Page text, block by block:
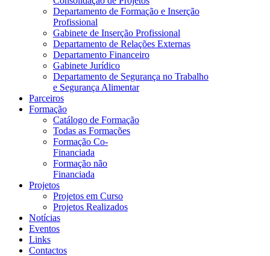
Departamento de Formação e Inserção
Profissional
Gabinete de Inserção Profissional
Departamento de Relações Externas
Departamento Financeiro
Gabinete Jurídico
Departamento de Segurança no Trabalho
e Segurança Alimentar
Parceiros
Formação
Catálogo de Formação
Todas as Formações
Formação Co-
Financiada
Formação não
Financiada
Projetos
Projetos em Curso
Projetos Realizados
Notícias
Eventos
Links
Contactos